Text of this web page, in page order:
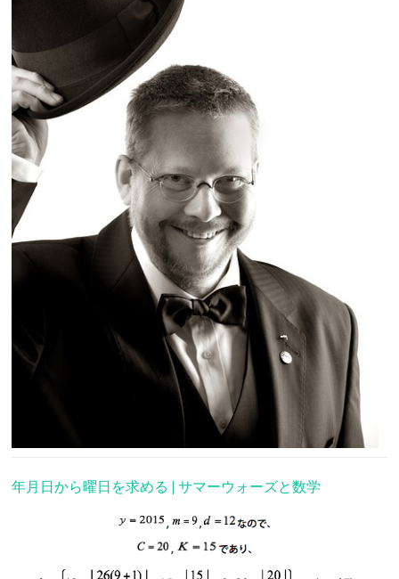
年月日から曜日を求める | サマーウォーズと数学